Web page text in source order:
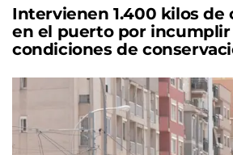
Intervienen 1.400 kilos de
en el puerto por incumplir
condiciones de